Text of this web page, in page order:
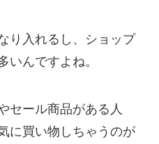
り入れるし、ショップ
いんですよね。
セール商品がある人
に買い物しちゃうのが